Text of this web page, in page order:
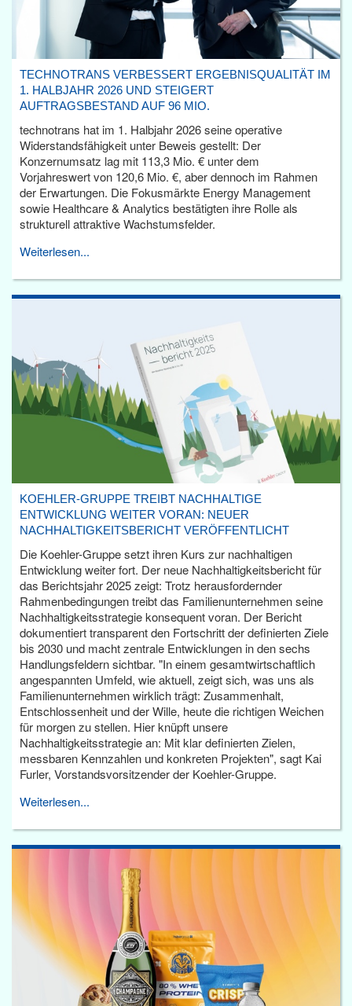
TECHNOTRANS VERBESSERT ERGEBNISQUALITÄT IM
1. HALBJAHR 2026 UND STEIGERT
AUFTRAGSBESTAND AUF 96 MIO.
technotrans hat im 1. Halbjahr 2026 seine operative
Widerstandsfähigkeit unter Beweis gestellt: Der
Konzernumsatz lag mit 113,3 Mio. € unter dem
Vorjahreswert von 120,6 Mio. €, aber dennoch im Rahmen
der Erwartungen. Die Fokusmärkte Energy Management
sowie Healthcare & Analytics bestätigten ihre Rolle als
strukturell attraktive Wachstumsfelder.
Weiterlesen...
KOEHLER-GRUPPE TREIBT NACHHALTIGE
ENTWICKLUNG WEITER VORAN: NEUER
NACHHALTIGKEITSBERICHT VERÖFFENTLICHT
Die Koehler-Gruppe setzt ihren Kurs zur nachhaltigen
Entwicklung weiter fort. Der neue Nachhaltigkeitsbericht für
das Berichtsjahr 2025 zeigt: Trotz herausfordernder
Rahmenbedingungen treibt das Familienunternehmen seine
Nachhaltigkeitsstrategie konsequent voran. Der Bericht
dokumentiert transparent den Fortschritt der definierten Ziele
bis 2030 und macht zentrale Entwicklungen in den sechs
Handlungsfeldern sichtbar. "In einem gesamtwirtschaftlich
angespannten Umfeld, wie aktuell, zeigt sich, was uns als
Familienunternehmen wirklich trägt: Zusammenhalt,
Entschlossenheit und der Wille, heute die richtigen Weichen
für morgen zu stellen. Hier knüpft unsere
Nachhaltigkeitsstrategie an: Mit klar definierten Zielen,
messbaren Kennzahlen und konkreten Projekten", sagt Kai
Furler, Vorstandsvorsitzender der Koehler-Gruppe.
Weiterlesen...